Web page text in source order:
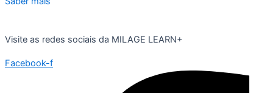
Visite as redes sociais da MILAGE LEARN+
Facebook-f